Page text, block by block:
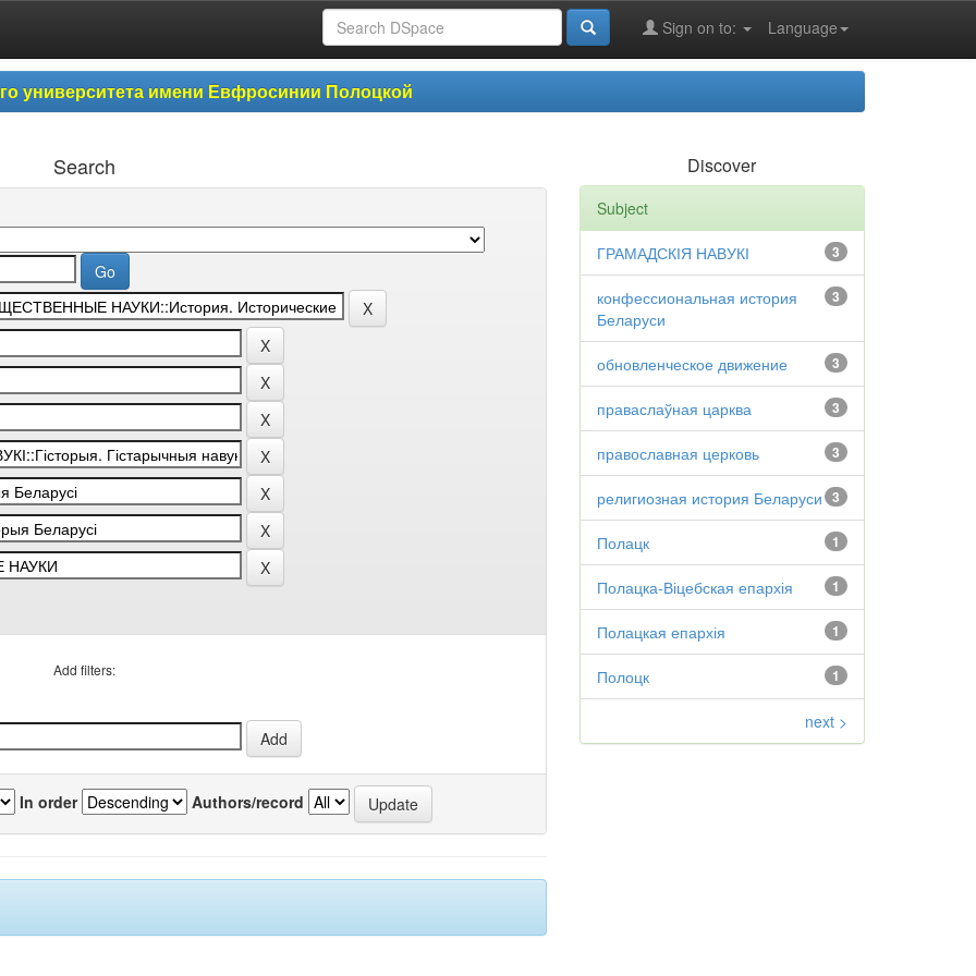
Language
Sign on to:
университета имени Евфросинии Полоцкой
Search
Add filters:
In order Authors/record
Discover
Subject
3
ГРАМАДСКІЯ НАВУКІ
3
конфессиональная история
Беларуси
3
обновленческое движение
3
праваслаўная царква
3
православная церковь
3
религиозная история Беларуси
1
Полацк
1
Полацка-Віцебская епархія
1
Полацкая епархія
1
Полоцк
next >